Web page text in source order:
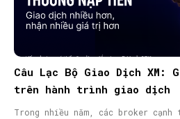
Câu Lạc Bộ Giao Dịch
trên hành trình giao dịch
Trong nhiều năm, các broker cạnh